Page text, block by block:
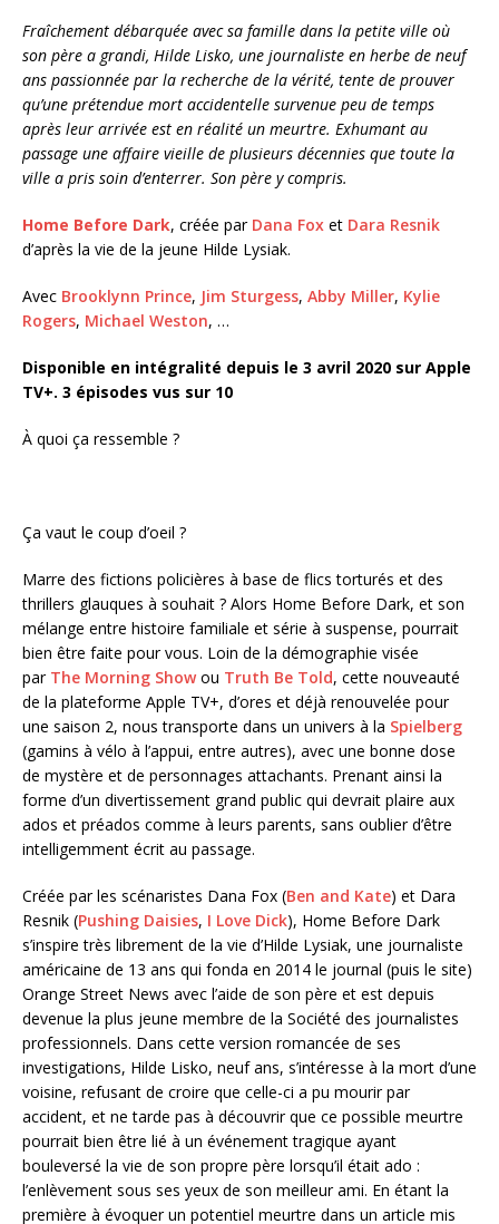
Fraîchement débarquée avec sa famille dans la petite ville où
son père a grandi, Hilde Lisko, une journaliste en herbe de neuf
ans passionnée par la recherche de la vérité, tente de prouver
qu’une prétendue mort accidentelle survenue peu de temps
après leur arrivée est en réalité un meurtre. Exhumant au
passage une affaire vieille de plusieurs décennies que toute la
ville a pris soin d’enterrer. Son père y compris.
Home Before Dark, créée par Dana Fox et Dara Resnik
d’après la vie de la jeune Hilde Lysiak.
Avec Brooklynn Prince, Jim Sturgess, Abby Miller, Kylie
Rogers, Michael Weston, …
Disponible en intégralité depuis le 3 avril 2020 sur Apple
TV+. 3 épisodes vus sur 10
À quoi ça ressemble ?
Ça vaut le coup d’oeil ?
Marre des fictions policières à base de flics torturés et des
thrillers glauques à souhait ? Alors Home Before Dark, et son
mélange entre histoire familiale et série à suspense, pourrait
bien être faite pour vous. Loin de la démographie visée
par The Morning Showou Truth Be Told, cette nouveauté
de la plateforme Apple TV+, d’ores et déjà renouvelée pour
une saison 2, nous transporte dans un univers à la Spielberg
(gamins à vélo à l’appui, entre autres), avec une bonne dose
de mystère et de personnages attachants. Prenant ainsi la
forme d’un divertissement grand public qui devrait plaire aux
ados et préados comme à leurs parents, sans oublier d’être
intelligemment écrit au passage.
Créée par les scénaristes Dana Fox (Ben and Kate) et Dara
Resnik (Pushing Daisies, I Love Dick), Home Before Dark
s’inspire très librement de la vie d’Hilde Lysiak, une journaliste
américaine de 13 ans qui fonda en 2014 le journal (puis le site)
Orange Street News avec l’aide de son père et est depuis
devenue la plus jeune membre de la Société des journalistes
professionnels. Dans cette version romancée de ses
investigations, Hilde Lisko, neuf ans, s’intéresse à la mort d’une
voisine, refusant de croire que celle-ci a pu mourir par
accident, et ne tarde pas à découvrir que ce possible meurtre
pourrait bien être lié à un événement tragique ayant
bouleversé la vie de son propre père lorsqu’il était ado :
l’enlèvement sous ses yeux de son meilleur ami. En étant la
première à évoquer un potentiel meurtre dans un article mis